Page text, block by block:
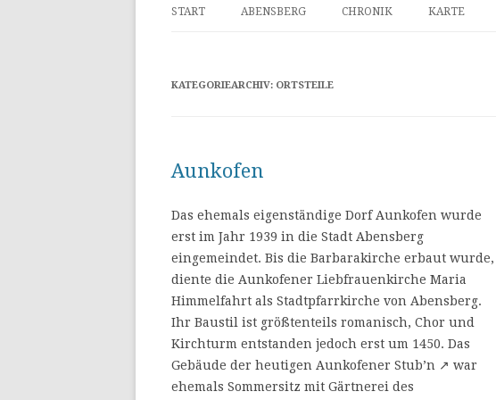
START ABENSBERG CHRONIK KARTE
KATEGORIEARCHIV: ORTSTEILE
Aunkofen
Das ehemals eigenständige Dorf Aunkofen wurde
erst im Jahr 1939 in die Stadt Abensberg
eingemeindet. Bis die Barbarakirche erbaut wurde,
diente die Aunkofener Liebfrauenkirche Maria
Himmelfahrt als Stadtpfarrkirche von Abensberg.
Ihr Baustil ist größtenteils romanisch, Chor und
Kirchturm entstanden jedoch erst um 1450. Das
Gebäude der heutigen Aunkofener Stub’n ↗ war
ehemals Sommersitz mit Gärtnerei des